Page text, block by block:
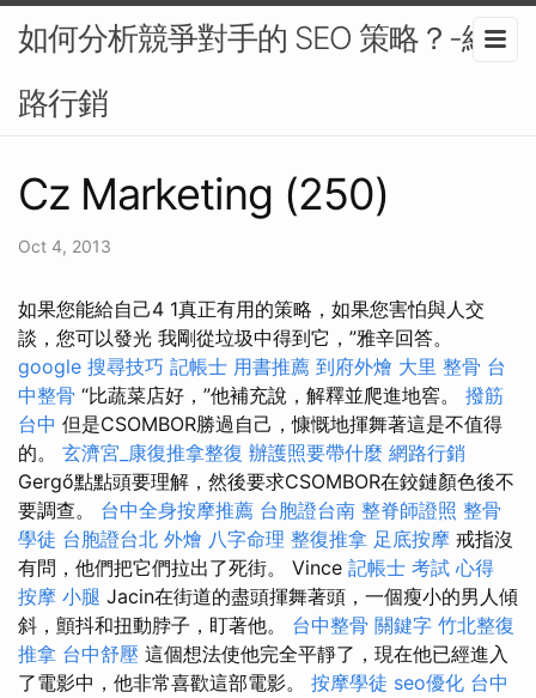
如何分析競爭對手的 SEO 策略？-網
路行銷
Cz Marketing (250)
Oct 4, 2013
如果您能給自己4 1真正有用的策略，如果您害怕與人交
談，您可以發光 我剛從垃圾中得到它，”雅辛回答。
google 搜尋技巧 記帳士 用書推薦 到府外燴 大里 整骨 台
中整骨 “比蔬菜店好，”他補充說，解釋並爬進地窖。 撥筋
台中 但是CSOMBOR勝過自己，慷慨地揮舞著這是不值得
的。 玄濟宮_康復推拿整復 辦護照要帶什麼 網路行銷
Gergő點點頭要理解，然後要求CSOMBOR在鉸鏈顏色後不
要調查。 台中全身按摩推薦 台胞證台南 整脊師證照 整骨
學徒 台胞證台北 外燴 八字命理 整復推拿 足底按摩 戒指沒
有問，他們把它們拉出了死街。 Vince 記帳士 考試 心得
按摩 小腿 Jacin在街道的盡頭揮舞著頭，一個瘦小的男人傾
斜，顫抖和扭動脖子，盯著他。 台中整骨 關鍵字 竹北整復
推拿 台中舒壓 這個想法使他完全平靜了，現在他已經進入
了電影中，他非常喜歡這部電影。 按摩學徒 seo優化 台中